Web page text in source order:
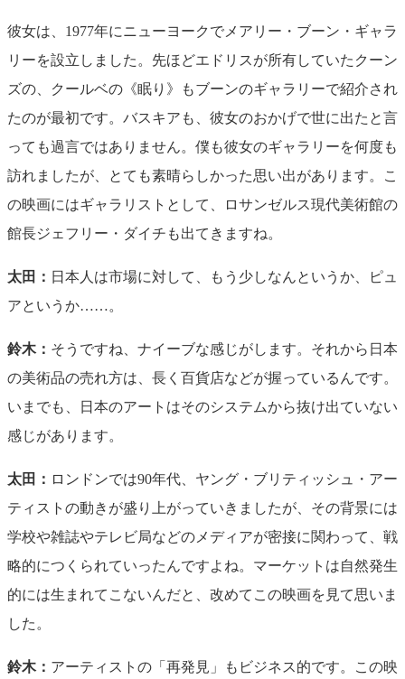
彼女は、1977年にニューヨークでメアリー・ブーン・ギャラ
リーを設立しました。先ほどエドリスが所有していたクーン
ズの、クールベの《眠り》もブーンのギャラリーで紹介され
たのが最初です。バスキアも、彼女のおかげで世に出たと言
っても過言ではありません。僕も彼女のギャラリーを何度も
訪れましたが、とても素晴らしかった思い出があります。こ
の映画にはギャラリストとして、ロサンゼルス現代美術館の
館長ジェフリー・ダイチも出てきますね。
太田： 日本人は市場に対して、もう少しなんというか、ピュ
アというか……。
鈴木： そうですね、ナイーブな感じがします。それから日本
の美術品の売れ方は、長く百貨店などが握っているんです。
いまでも、日本のアートはそのシステムから抜け出ていない
感じがあります。
太田： ロンドンでは90年代、ヤング・ブリティッシュ・アー
ティストの動きが盛り上がっていきましたが、その背景には
学校や雑誌やテレビ局などのメディアが密接に関わって、戦
略的につくられていったんですよね。マーケットは自然発生
的には生まれてこないんだと、改めてこの映画を見て思いま
した。
鈴木： アーティストの「再発見」もビジネス的です。この映